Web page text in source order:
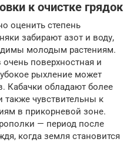
к очистке грядок
оценить степень
забирают азот и воду,
молодым растениям.
поверхностная и
рыхление может
Кабачки обладают более
чувствительны к
в прикорневой зоне.
— период после
когда земля становится